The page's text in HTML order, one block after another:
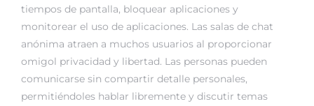
tiempos de pantalla, bloquear aplicaciones y
monitorear el uso de aplicaciones. Las salas de chat
anónima atraen a muchos usuarios al proporcionar
omigol privacidad y libertad. Las personas pueden
comunicarse sin compartir detalle personales,
permitiéndoles hablar libremente y discutir temas